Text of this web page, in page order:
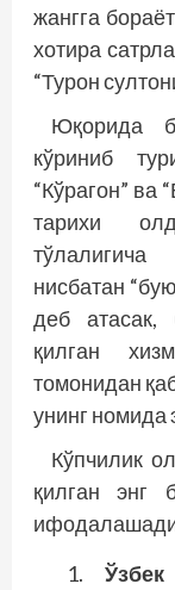
жангга
хотира
“Турон
Юқорида
кўриниб
“Кўрагон” ва
тарихи
нисбатан
деб атасак,
қилган
томонидан
унинг номида
Кўпчилик
қилган энг